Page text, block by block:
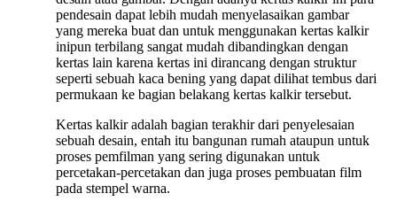
pendesain dapat lebih mudah menyelasaikan gambar
yang mereka buat dan untuk menggunakan kertas kalkir
inipun terbilang sangat mudah dibandingkan dengan
kertas lain karena kertas ini dirancang dengan struktur
seperti sebuah kaca bening yang dapat dilihat tembus dari
permukaan ke bagian belakang kertas kalkir tersebut.
Kertas kalkir adalah bagian terakhir dari penyelesaian
sebuah desain, entah itu bangunan rumah ataupun untuk
proses pemfilman yang sering digunakan untuk
percetakan-percetakan dan juga proses pembuatan film
pada stempel warna.